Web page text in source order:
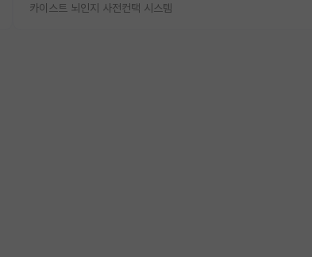
카이스트 뇌인지 사전컨택 시스템